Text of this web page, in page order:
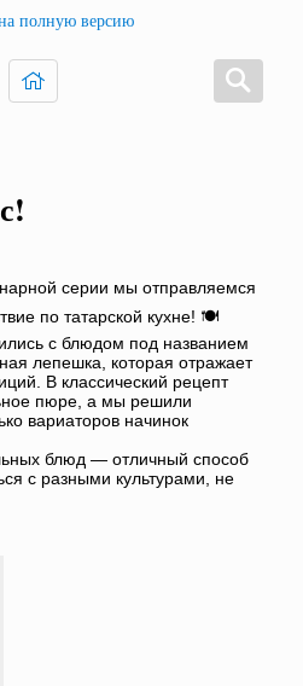
полную версию
серии мы отправляемся
по татарской кухне! 🍽️
с блюдом под названием
лепешка, которая отражает
В классический рецепт
пюре, а мы решили
вариаторов начинок
блюд — отличный способ
с разными культурами, не